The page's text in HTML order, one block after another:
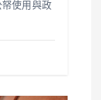
使用與政